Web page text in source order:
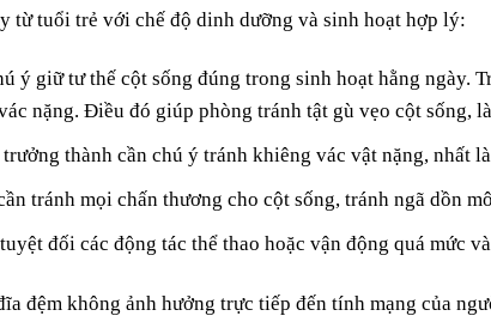
từ tuổi trẻ với chế độ dinh dưỡng và sinh hoạt hợp lý:
ý giữ tư thế cột sống đúng trong sinh hoạt hằng ngày.
nặng. Điều đó giúp phòng tránh tật gù vẹo cột sống,
thành cần chú ý tránh khiêng vác vật nặng, nhất
tránh mọi chấn thương cho cột sống, tránh ngã dồn
đối các động tác thể thao hoặc vận động quá mức
đệm không ảnh hưởng trực tiếp đến tính mạng của